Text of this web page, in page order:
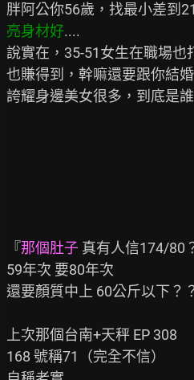
胖阿公你56歲，找最小差到
亮身材好....
說實在，35-51女生在職場也
也賺得到，幹嘛還要跟你結
誇耀身邊美女很多，到底是
『那個肚子 真有人信174/80
59年次 要80年次
還要顏質中上 60公斤以下？
上次那個台南+天秤 EP 308
168 號稱71（完全不信）